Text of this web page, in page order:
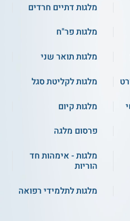
מלגות דתיים חרדים
מלגות פר"ח
מלגות תואר שני
מלגות לקליטת סגל
מלגות קיום
פרסום מלגה
מלגות - אימהות חד
הוריות
מלגות לתלמידי רפואה